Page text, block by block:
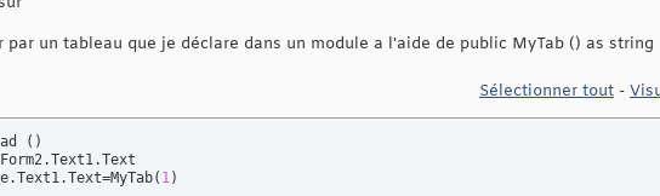
par un tableau que je déclare dans un module a l'aide de public MyTab () as string
Sélectionner tout -
( )
( 1)